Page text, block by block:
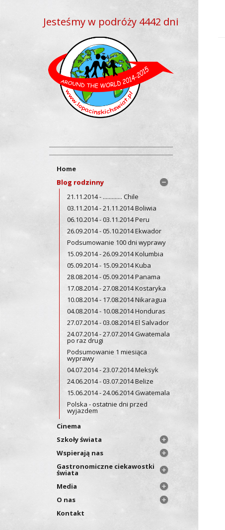
Jesteśmy w podróży 4442 dni
Home
Blog rodzinny
21.11.2014 - ............. Chile
03.11.2014 - 21.11.2014 Boliwia
06.10.2014 - 03.11.2014 Peru
26.09.2014 - 05.10.2014 Ekwador
Podsumowanie 100 dni wyprawy
15.09.2014 - 26.09.2014 Kolumbia
05.09.2014 - 15.09.2014 Kuba
28.08.2014 - 05.09.2014 Panama
17.08.2014 - 27.08.2014 Kostaryka
10.08.2014 - 17.08.2014 Nikaragua
04.08.2014 - 10.08.2014 Honduras
27.07.2014 - 03.08.2014 El Salvador
24.07.2014 - 27.07.2014 Gwatemala
po raz drugi
Podsumowanie 1 miesiąca
wyprawy
04.07.2014 - 23.07.2014 Meksyk
24.06.2014 - 03.07.2014 Belize
15.06.2014 - 24.06.2014 Gwatemala
Polska - ostatnie dni przed
wyjazdem
Cinema
Szkoły świata
Wspierają nas
Gastronomiczne ciekawostki
świata
Media
O nas
Kontakt